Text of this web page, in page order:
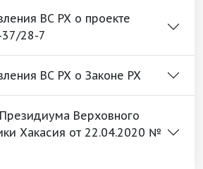
ВС РХ о проекте
28-7
ВС РХ о Законе РХ
Верховного
Хакасия от 22.04.2020 №